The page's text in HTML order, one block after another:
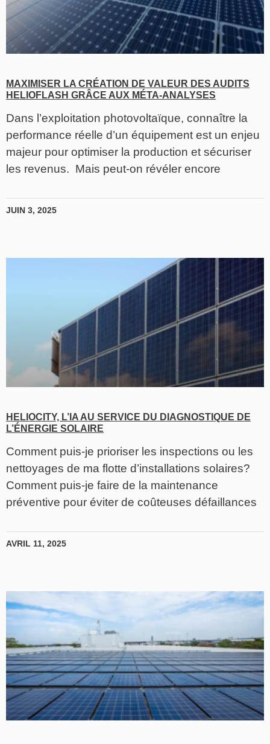
MAXIMISER LA CRÉATION DE VALEUR DES AUDITS
HELIOFLASH GRÂCE AUX MÉTA-ANALYSES
Dans l’exploitation photovoltaïque, connaître la
performance réelle d’un équipement est un enjeu
majeur pour optimiser la production et sécuriser
les revenus. Mais peut-on révéler encore
JUIN 3, 2025
HELIOCITY, L’IA AU SERVICE DU DIAGNOSTIQUE DE
L’ÉNERGIE SOLAIRE
Comment puis-je prioriser les inspections ou les
nettoyages de ma flotte d’installations solaires?
Comment puis-je faire de la maintenance
préventive pour éviter de coûteuses défaillances
AVRIL 11, 2025